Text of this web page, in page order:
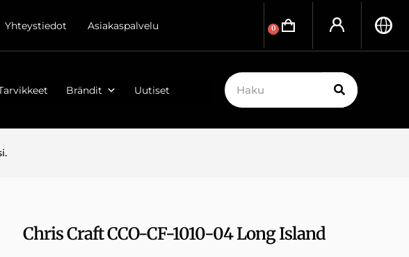
Yhteystiedot Asiakaspalvelu 0
Brändit Uutiset
Chris Craft CCO-CF-1010-04 Long Island